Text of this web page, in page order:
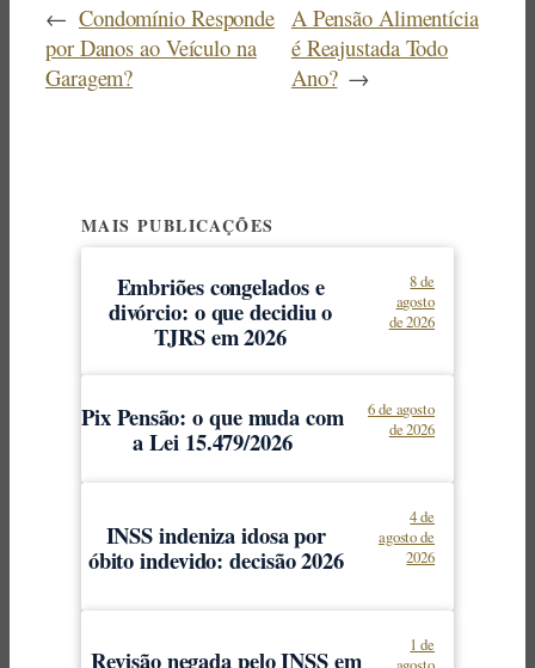
← Condomínio Responde
por Danos ao Veículo na
Garagem?
A Pensão Alimentícia
é Reajustada Todo
Ano? →
MAIS PUBLICAÇÕES
Embriões congelados e
divórcio: o que decidiu o
TJRS em 2026
8 de
agosto
de 2026
Pix Pensão: o que muda com
a Lei 15.479/2026
6 de agosto
de 2026
INSS indeniza idosa por
óbito indevido: decisão 2026
4 de
agosto de
2026
Revisão negada pelo INSS em
1 de